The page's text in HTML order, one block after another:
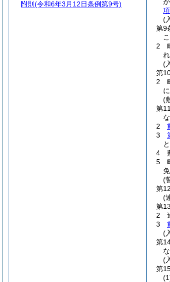
項
(
第9
2
(
第
2
(
第
2
3
4
5
(
第
(
第
2
3
(
第
(
第
附則 (令和6年3月12日条例第9号)